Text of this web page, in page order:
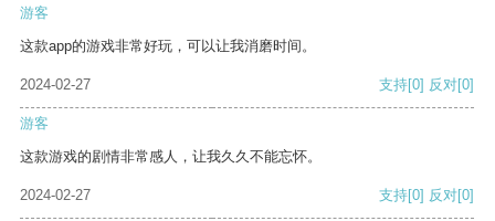
游客
这款app的游戏非常好玩，可以让我消磨时间。
2024-02-27 支持[0] 反对[0]
游客
这款游戏的剧情非常感人，让我久久不能忘怀。
2024-02-27 支持[0] 反对[0]